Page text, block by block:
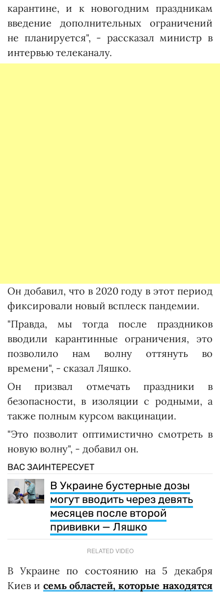
карантине, и к новогодним праздникам
введение дополнительных ограничений
не планируется", - рассказал министр в
интервью телеканалу.
Он добавил, что в 2020 году в этот период
фиксировали новый всплеск пандемии.
"Правда, мы тогда после праздников
вводили карантинные ограничения, это
позволило нам волну оттянуть во
времени", - сказал Ляшко.
Он призвал отмечать праздники в
безопасности, в изоляции с родными, а
также полным курсом вакцинации.
"Это позволит оптимистично смотреть в
новую волну", - добавил он.
ВАС ЗАИНТЕРЕСУЕТ
В Украине бустерные дозы
могут вводить через девять
месяцев после второй
прививки — Ляшко
RELATED VIDEO
В Украине по состоянию на 5 декабря
Киев и семь областей, которые находятся